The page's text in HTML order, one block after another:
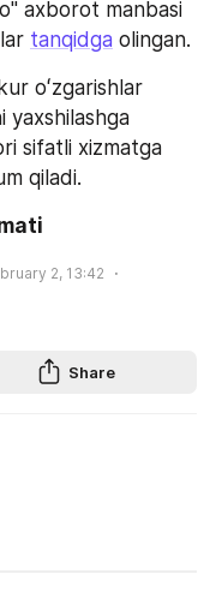
axborot manbasi
tanqidga olingan.
oʻzgarishlar
yaxshilashga
sifatli xizmatga
qiladi.
2, 13:42
Share